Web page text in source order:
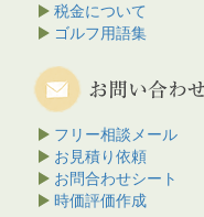
税金について
ゴルフ用語集
フリー相談メール
お見積り依頼
お問合わせシート
時価評価作成